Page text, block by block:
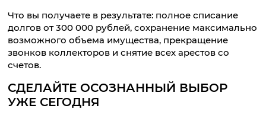
Что вы получаете в результате: полное списание
долгов от 300 000 рублей, сохранение максимально
возможного объема имущества, прекращение
звонков коллекторов и снятие всех арестов со
счетов.
СДЕЛАЙТЕ ОСОЗНАННЫЙ ВЫБОР
УЖЕ СЕГОДНЯ